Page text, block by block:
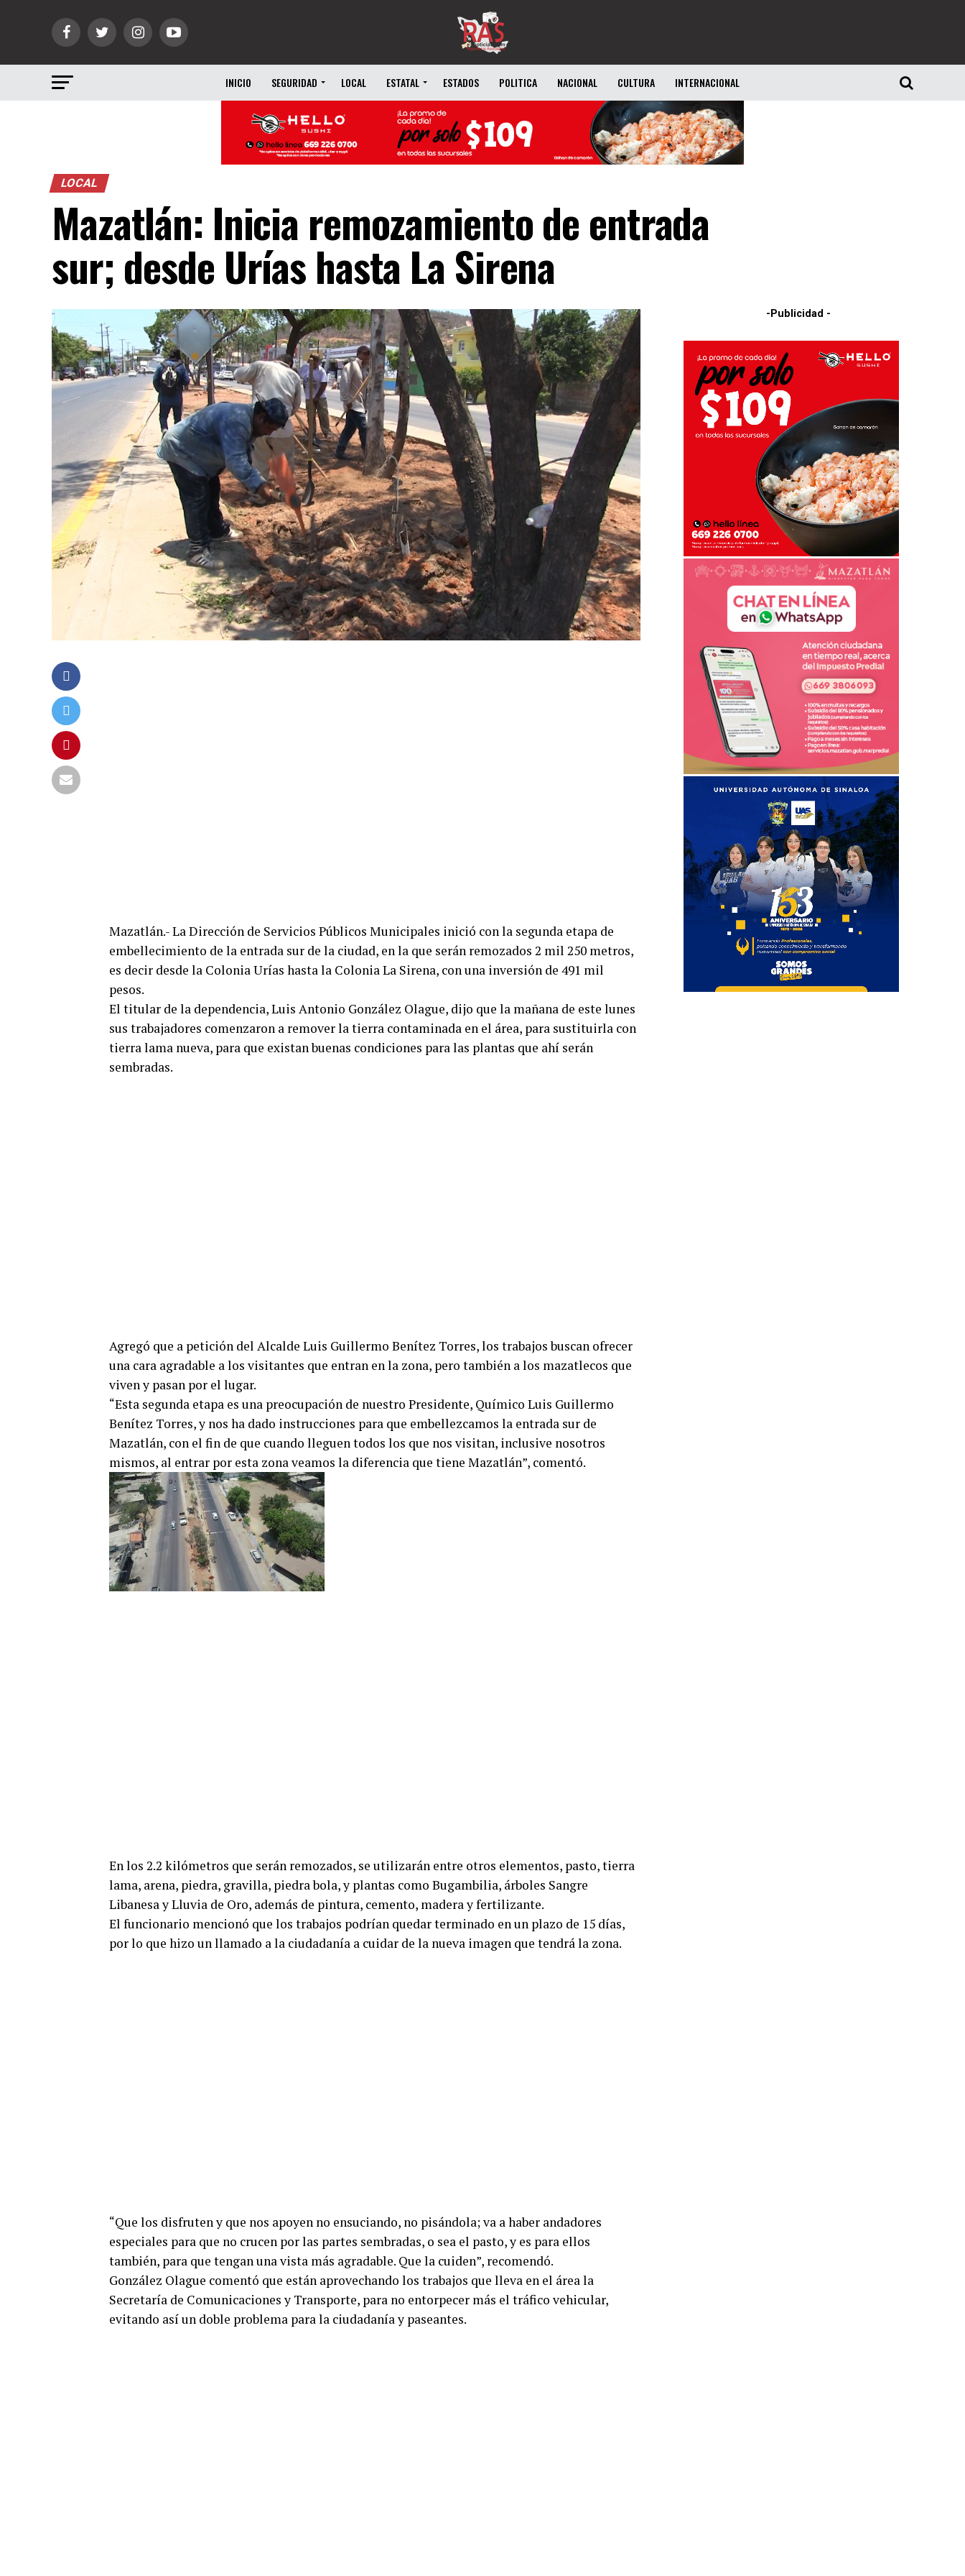
INICIO SEGURIDAD LOCAL ESTATAL ESTADOS POLITICA NACIONAL CULTURA INTERNACIONAL
LOCAL
Mazatlán: Inicia remozamiento de entrada
sur; desde Urías hasta La Sirena
Mazatlán.- La Dirección de Servicios Públicos Municipales inició con la segunda etapa de
embellecimiento de la entrada sur de la ciudad, en la que serán remozados 2 mil 250 metros,
es decir desde la Colonia Urías hasta la Colonia La Sirena, con una inversión de 491 mil
pesos.
El titular de la dependencia, Luis Antonio González Olague, dijo que la mañana de este lunes
sus trabajadores comenzaron a remover la tierra contaminada en el área, para sustituirla con
tierra lama nueva, para que existan buenas condiciones para las plantas que ahí serán
sembradas.
Agregó que a petición del Alcalde Luis Guillermo Benítez Torres, los trabajos buscan ofrecer
una cara agradable a los visitantes que entran en la zona, pero también a los mazatlecos que
viven y pasan por el lugar.
“Esta segunda etapa es una preocupación de nuestro Presidente, Químico Luis Guillermo
Benítez Torres, y nos ha dado instrucciones para que embellezcamos la entrada sur de
Mazatlán, con el fin de que cuando lleguen todos los que nos visitan, inclusive nosotros
mismos, al entrar por esta zona veamos la diferencia que tiene Mazatlán”, comentó.
En los 2.2 kilómetros que serán remozados, se utilizarán entre otros elementos, pasto, tierra
lama, arena, piedra, gravilla, piedra bola, y plantas como Bugambilia, árboles Sangre
Libanesa y Lluvia de Oro, además de pintura, cemento, madera y fertilizante.
El funcionario mencionó que los trabajos podrían quedar terminado en un plazo de 15 días,
por lo que hizo un llamado a la ciudadanía a cuidar de la nueva imagen que tendrá la zona.
“Que los disfruten y que nos apoyen no ensuciando, no pisándola; va a haber andadores
especiales para que no crucen por las partes sembradas, o sea el pasto, y es para ellos
también, para que tengan una vista más agradable. Que la cuiden”, recomendó.
González Olague comentó que están aprovechando los trabajos que lleva en el área la
Secretaría de Comunicaciones y Transporte, para no entorpecer más el tráfico vehicular,
evitando así un doble problema para la ciudadanía y paseantes.
-Publicidad -